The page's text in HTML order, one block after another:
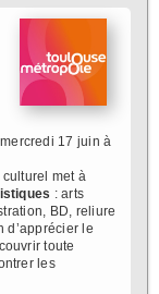
17 juin à
met à
: arts
BD, reliure
d’apprécier le
toute
les